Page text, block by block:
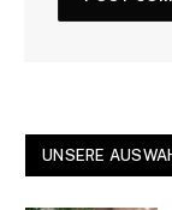
UNSERE